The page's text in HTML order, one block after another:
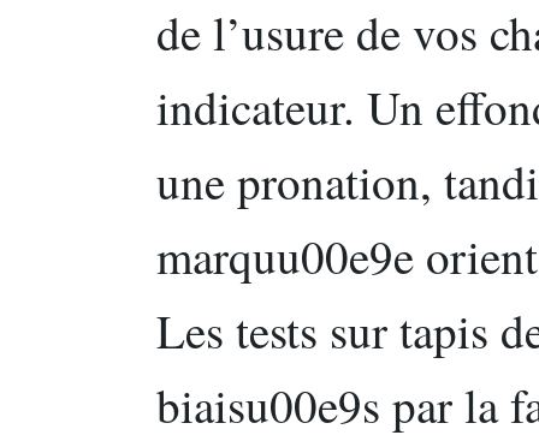
de l’usure de vos
indicateur. Un
une pronation,
marquu00e9e
Les tests sur tapis
biaisu00e9s par la